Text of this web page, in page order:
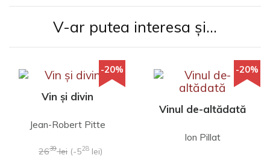
V-ar putea interesa și...
-20%
Vin și divin
Jean-Robert Pitte
2639lei (-528 lei)
-20%
Vinul de-altădată
Ion Pillat